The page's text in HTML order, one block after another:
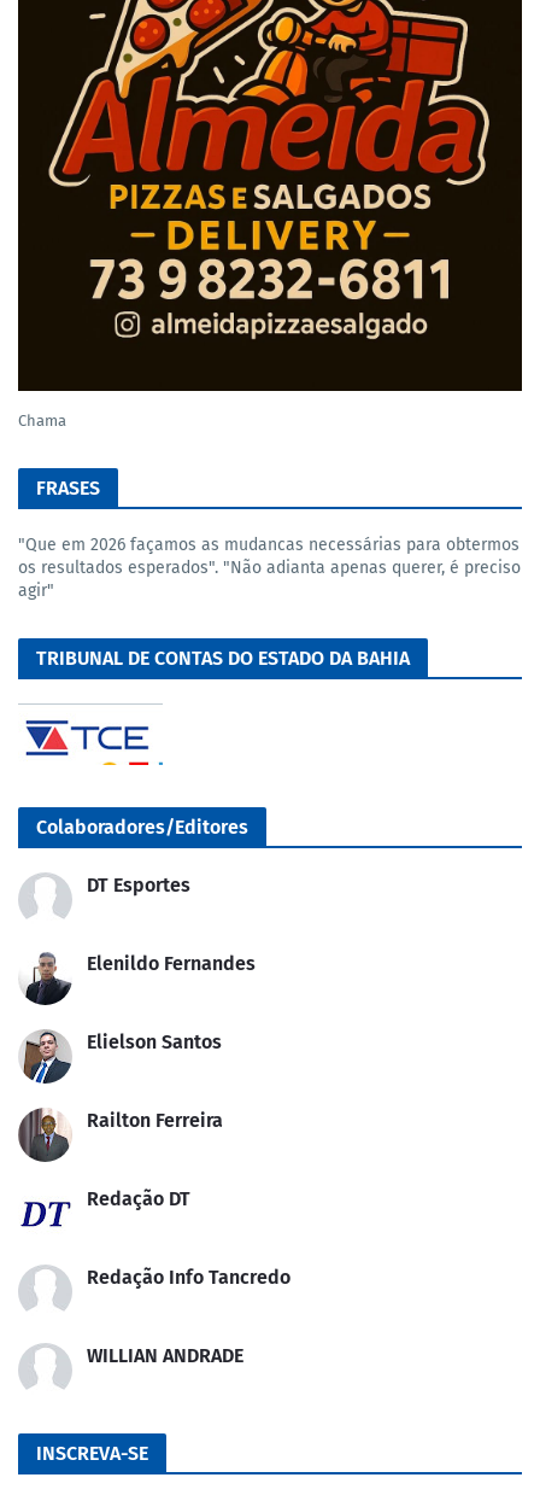
Chama
FRASES
"Que em 2026 façamos as mudancas necessárias para obtermos
os resultados esperados". "Não adianta apenas querer, é preciso
agir"
TRIBUNAL DE CONTAS DO ESTADO DA BAHIA
Colaboradores/Editores
DT Esportes
Elenildo Fernandes
Elielson Santos
Railton Ferreira
Redação DT
Redação Info Tancredo
WILLIAN ANDRADE
INSCREVA-SE